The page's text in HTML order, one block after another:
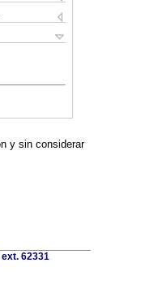
y sin considerar
62331